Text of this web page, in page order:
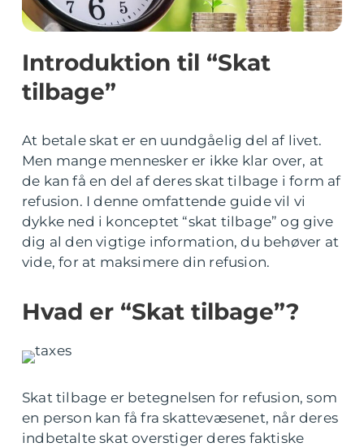
Introduktion til “Skat
tilbage”
At betale skat er en uundgåelig del af livet.
Men mange mennesker er ikke klar over, at
de kan få en del af deres skat tilbage i form af
refusion. I denne omfattende guide vil vi
dykke ned i konceptet “skat tilbage” og give
dig al den vigtige information, du behøver at
vide, for at maksimere din refusion.
Hvad er “Skat tilbage”?
Skat tilbage er betegnelsen for refusion, som
en person kan få fra skattevæsenet, når deres
indbetalte skat overstiger deres faktiske